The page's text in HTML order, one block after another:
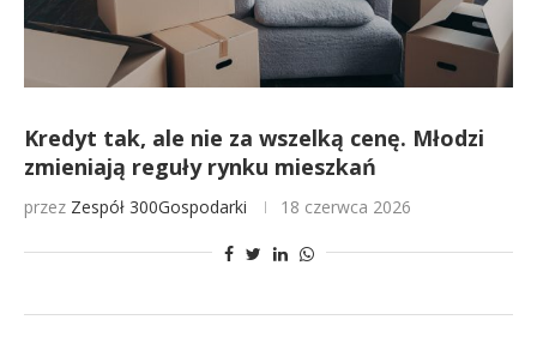
Kredyt tak, ale nie za wszelką cenę. Młodzi
zmieniają reguły rynku mieszkań
przez Zespół 300Gospodarki 18 czerwca 2026